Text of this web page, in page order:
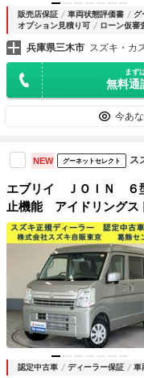
販売店保証 車両状態評価書 グ
オプション見積り可
ローン仮審
兵庫県三木市 スズキ・
まず
無料通
今あ
NEW グーネットセレクト ス
エブリイ ＪＯＩＮ ６
止機能 アイドリング
ィオレス ダイヤル式マ
ーター プッシュスター
認定中古車 ディーラー保証 車